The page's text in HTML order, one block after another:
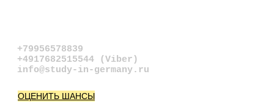
+79956578839​
+4917682515544 (Viber)
info@study-in-germany.ru
ОЦЕНИТЬ ШАНСЫ